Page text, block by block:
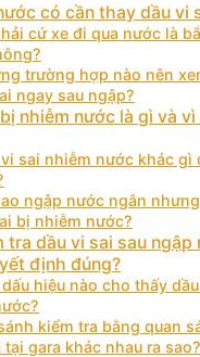
có cần thay dầu vi
cứ xe đi qua nước là
trường hợp nào nên
ngay sau ngập?
nhiễm nước là gì và
vi sai nhiễm nước khác gì
ngập nước ngắn
bị nhiễm nước?
tra dầu vi sai sau
định đúng?
hiệu nào cho thấy
kiểm tra bằng quan
tại gara khác nhau ra sao?